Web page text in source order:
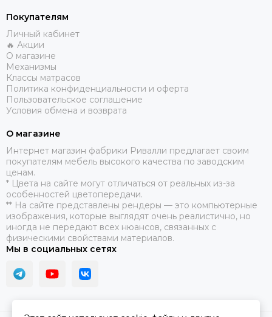
Покупателям
Личный кабинет
🔥 Акции
О магазине
Механизмы
Классы матрасов
Политика конфиденциальности и оферта
Пользовательское соглашение
Условия обмена и возврата
О магазине
​Интернет магазин фабрики Ривалли предлагает своим
покупателям мебель высокого качества по заводским
ценам.
* Цвета на сайте могут отличаться от реальных из-за
особенностей цветопередачи.
** На сайте представлены рендеры — это компьютерные
изображения, которые выглядят очень реалистично, но
иногда не передают всех нюансов, связанных с
физическими свойствами материалов.
Мы в социальных сетях